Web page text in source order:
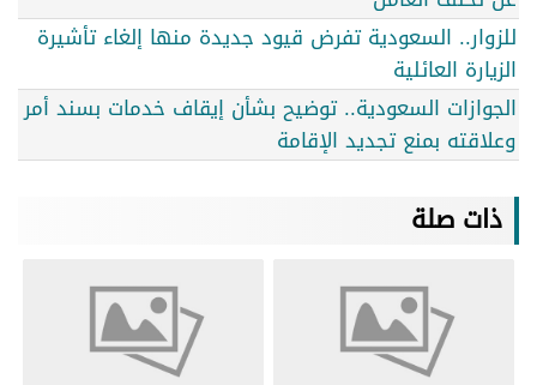
للزوار.. السعودية تفرض قيود جديدة منها إلغاء تأشيرة
الزيارة العائلية
الجوازات السعودية.. توضيح بشأن إيقاف خدمات بسند أمر
وعلاقته بمنع تجديد الإقامة
ذات صلة